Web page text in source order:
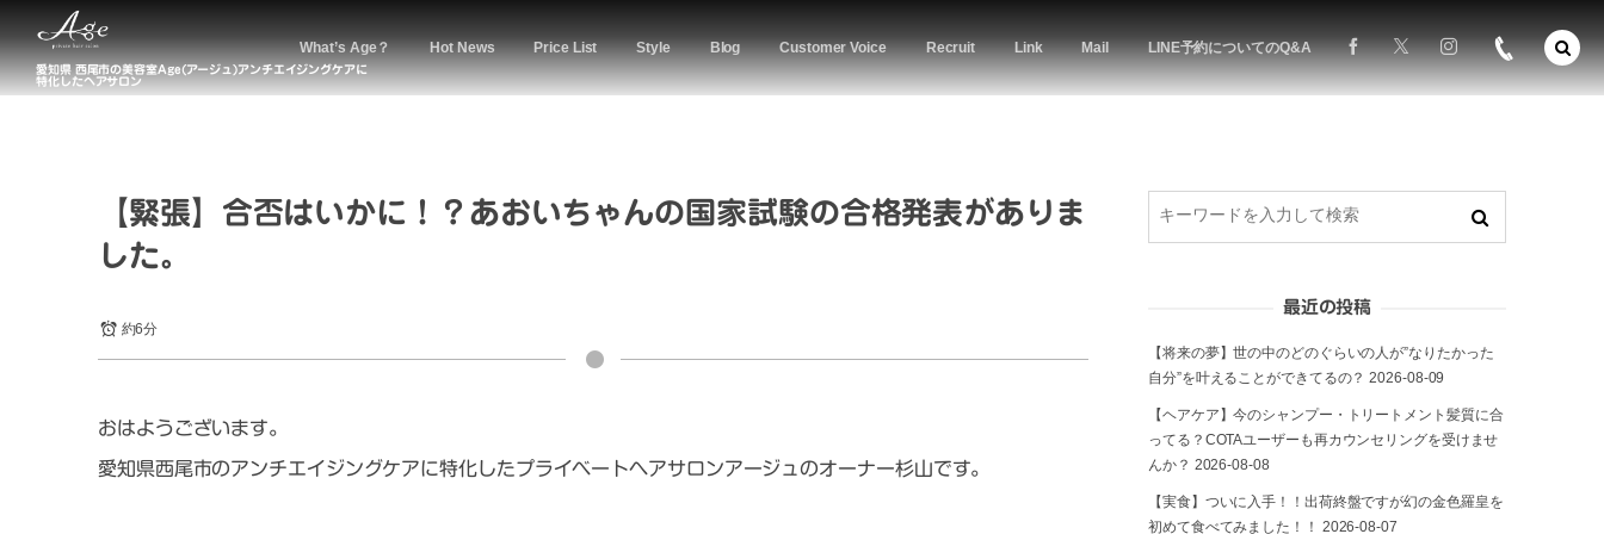
愛知県 西尾市の美容室Age(アージュ)アンチエイジングケアに
特化したヘアサロン
What’s Age？ Hot News Price List Style Blog Customer Voice Recruit Link Mail LINE予約についてのQ&A
【緊張】合否はいかに！？あおいちゃんの国家試験の合格発表がありま
した。
約6分
おはようございます。
愛知県西尾市のアンチエイジングケアに特化したプライベートヘアサロンアージュのオーナー杉山です。
最近の投稿
【将来の夢】世の中のどのぐらいの人が”なりたかった
自分”を叶えることができてるの？ 2026-08-09
【ヘアケア】今のシャンプー・トリートメント髪質に合
ってる？COTAユーザーも再カウンセリングを受けませ
んか？ 2026-08-08
【実食】ついに入手！！出荷終盤ですが幻の金色羅皇を
初めて食べてみました！！ 2026-08-07